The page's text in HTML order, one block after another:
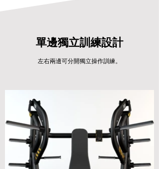
單邊獨立訓練設計
左右兩邊可分開獨立操作訓練。